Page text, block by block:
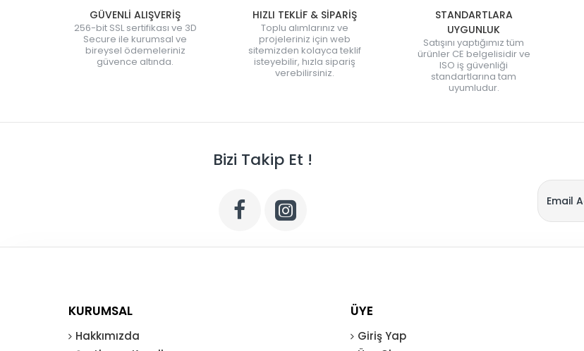
GÜVENLİ ALIŞVERİŞ
256-bit SSL sertifikası ve 3D
Secure ile kurumsal ve
bireysel ödemeleriniz
güvence altında.
HIZLI TEKLİF & SİPARİŞ
Toplu alımlarınız ve
projeleriniz için web
sitemizden kolayca teklif
isteyebilir, hızla sipariş
verebilirsiniz.
STANDARTLARA
UYGUNLUK
Satışını yaptığımız tüm
ürünler CE belgelisidir ve
ISO iş güvenliği
standartlarına tam
uyumludur.
Bizi Takip Et !
KURUMSAL
Hakkımızda
ÜYE
Giriş Yap